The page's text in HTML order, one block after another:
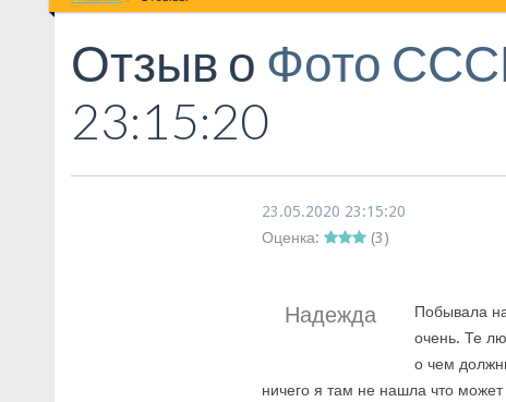
Отзыв о Фото
23:15:20
23.05.2020 23:15:20
Оценка:
(3)
Надежда
Побывала
очень. Те
о чем
ничего я там не нашла что